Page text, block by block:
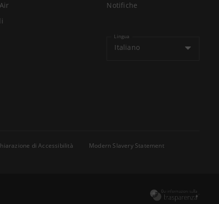
Notifiche
Lingua
Italiano
di Accessibilità
Modern Slavery Statement